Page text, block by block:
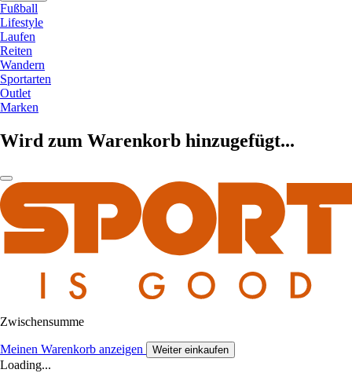
Fußball
Lifestyle
Laufen
Reiten
Wandern
Sportarten
Outlet
Marken
Wird zum Warenkorb hinzugefügt...
Zwischensumme
Meinen Warenkorb anzeigen Weiter einkaufen
Loading...